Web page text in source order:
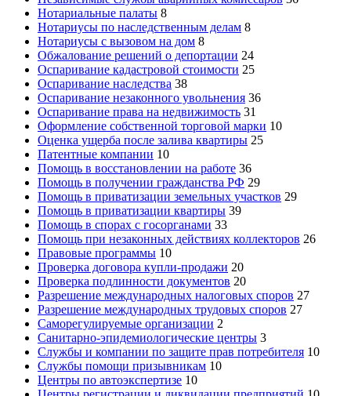
Нотариальные палаты 8
Нотариусы по наследственным делам 8
Нотариусы с вызовом на дом 8
Обжалование решений о депортации 24
Оспаривание кадастровой стоимости 25
Оспаривание наследства 38
Оспаривание незаконного увольнения 36
Оспаривание права на недвижимость 31
Оформление собственной торговой марки 10
Оценка ущерба после залива квартиры 25
Патентные компании 10
Помощь в восстановлении на работе 36
Помощь в получении гражданства РФ 29
Помощь в приватизации земельных участков 29
Помощь в приватизации квартиры 39
Помощь в спорах с госорганами 33
Помощь при незаконных действиях коллекторов 26
Правовые программы 10
Проверка договора купли-продажи 20
Проверка подлинности документов 20
Разрешение международных налоговых споров 27
Разрешение международных трудовых споров 27
Саморегулируемые организации 2
Санитарно-эпидемиологические центры 3
Службы и компании по защите прав потребителя 10
Службы помощи призывникам 10
Центры по автоэкспертизе 10